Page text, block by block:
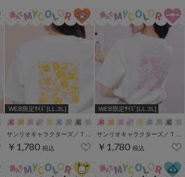
んぼ）
WEB限定ｻｲｽﾞ[LL,3L]
サンリオキャラクターズ／Ｔシャツ（お花かくれんぼ）
￥1,780 税込
WEB限定ｻｲｽﾞ[LL,3L]
サンリオキャラクターズ／Ｔシャツ（お花かくれんぼ）
￥1,780 税込